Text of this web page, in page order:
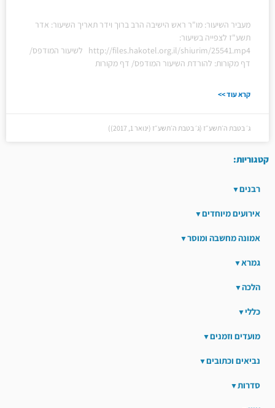
מעביר השיעור: מו"ר ראש הישיבה הרב ברוך וידר תאריך השיעור: אדר
תשע"ז לצפייה בשיעור:
http://files.hakotel.org.il/shiurim/25541.mp4 לשיעור המודפס/
דף מקורות: להורדת השיעור המודפס/ דף מקורות
קרא עוד >>
ג׳ בטבת ה׳תשע״ז (ג׳ בטבת ה׳תשע״ז (ינואר 1, 2017))
קטגוריות:
רבנים
אירועים מיוחדים
אמונה מחשבה ומוסר
גמרא
הלכה
כללי
מועדים וזמנים
נביאים וכתובים
סדרות